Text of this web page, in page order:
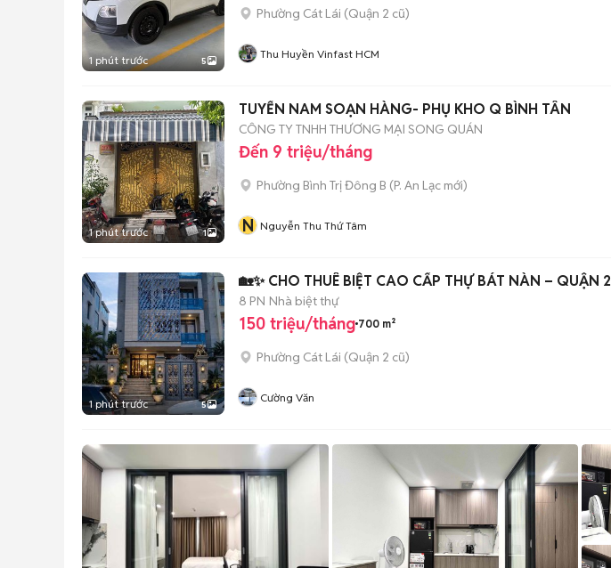
1 phút trước 5
Phường Cát Lái (Quận 2 cũ)
Thu Huyền Vinfast HCM
1 phút trước 1
TUYỂN NAM SOẠN HÀNG- PHỤ KHO Q BÌNH TÂN
CÔNG TY TNHH THƯƠNG MẠI SONG QUÁN
Đến 9 triệu/tháng
Phường Bình Trị Đông B (P. An Lạc mới)
N Nguyễn Thu Thứ Tâm
1 phút trước 5
🏡✨ CHO THUÊ BIỆT CAO CẤP THỰ BÁT NÀN – QUẬN 2 |
8 PN Nhà biệt thự
150 triệu/tháng 700 m²
Phường Cát Lái (Quận 2 cũ)
Cường Văn